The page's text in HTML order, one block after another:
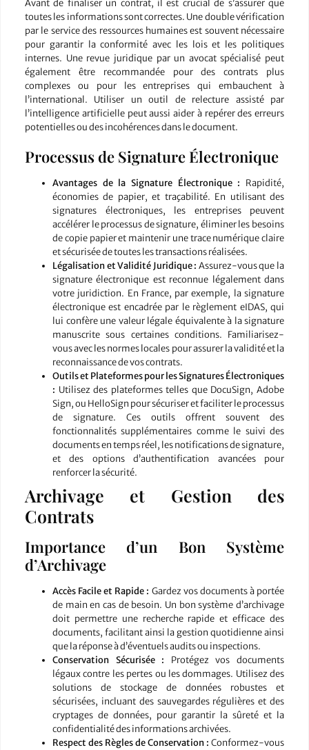
Avant de finaliser un contrat, il est crucial de s’assurer que
toutes les informations sont correctes. Une double vérification
par le service des ressources humaines est souvent nécessaire
pour garantir la conformité avec les lois et les politiques
internes. Une revue juridique par un avocat spécialisé peut
également être recommandée pour des contrats plus
complexes ou pour les entreprises qui embauchent à
l’international. Utiliser un outil de relecture assisté par
l’intelligence artificielle peut aussi aider à repérer des erreurs
potentielles ou des incohérences dans le document.
Processus de Signature Électronique
Avantages de la Signature Électronique : Rapidité,
économies de papier, et traçabilité. En utilisant des
signatures électroniques, les entreprises peuvent
accélérer le processus de signature, éliminer les besoins
de copie papier et maintenir une trace numérique claire
et sécurisée de toutes les transactions réalisées.
Légalisation et Validité Juridique : Assurez-vous que la
signature électronique est reconnue légalement dans
votre juridiction. En France, par exemple, la signature
électronique est encadrée par le règlement eIDAS, qui
lui confère une valeur légale équivalente à la signature
manuscrite sous certaines conditions. Familiarisez-
vous avec les normes locales pour assurer la validité et la
reconnaissance de vos contrats.
Outils et Plateformes pour les Signatures Électroniques
: Utilisez des plateformes telles que DocuSign, Adobe
Sign, ou HelloSign pour sécuriser et faciliter le processus
de signature. Ces outils offrent souvent des
fonctionnalités supplémentaires comme le suivi des
documents en temps réel, les notifications de signature,
et des options d’authentification avancées pour
renforcer la sécurité.
Archivage et Gestion des
Contrats
Importance d’un Bon Système
d’Archivage
Accès Facile et Rapide : Gardez vos documents à portée
de main en cas de besoin. Un bon système d’archivage
doit permettre une recherche rapide et efficace des
documents, facilitant ainsi la gestion quotidienne ainsi
que la réponse à d’éventuels audits ou inspections.
Conservation Sécurisée : Protégez vos documents
légaux contre les pertes ou les dommages. Utilisez des
solutions de stockage de données robustes et
sécurisées, incluant des sauvegardes régulières et des
cryptages de données, pour garantir la sûreté et la
confidentialité des informations archivées.
Respect des Règles de Conservation : Conformez-vous